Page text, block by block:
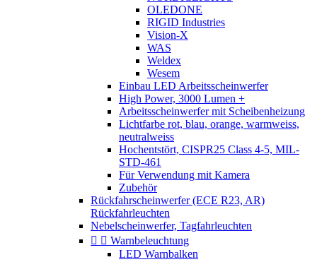
OLEDONE
RIGID Industries
Vision-X
WAS
Weldex
Wesem
Einbau LED Arbeitsscheinwerfer
High Power, 3000 Lumen +
Arbeitsscheinwerfer mit Scheibenheizung
Lichtfarbe rot, blau, orange, warmweiss,
neutralweiss
Hochentstört, CISPR25 Class 4-5, MIL-
STD-461
Für Verwendung mit Kamera
Zubehör
Rückfahrscheinwerfer (ECE R23, AR)
Rückfahrleuchten
Nebelscheinwerfer, Tagfahrleuchten
  Warnbeleuchtung
LED Warnbalken